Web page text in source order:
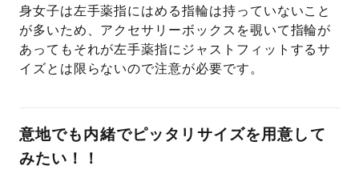
身女子は左手薬指にはめる指輪は持っていないこと
が多いため、アクセサリーボックスを覗いて指輪が
あってもそれが左手薬指にジャストフィットするサ
イズとは限らないので注意が必要です。
意地でも内緒でピッタリサイズを用意して
みたい！！